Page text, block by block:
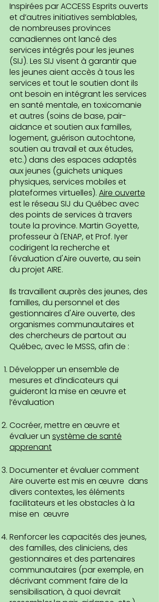
Inspirées par ACCESS Esprits ouverts
et d’autres initiatives semblables,
de nombreuses provinces
canadiennes ont lancé des
services intégrés pour les jeunes
(SIJ). Les SIJ visent à garantir que
les jeunes aient accès à tous les
services et tout le soutien dont ils
ont besoin en intégrant les services
en santé mentale, en toxicomanie
et autres (soins de base, pair-
aidance et soutien aux familles,
logement, guérison autochtone,
soutien au travail et aux études,
etc.) dans des espaces adaptés
aux jeunes (guichets uniques
physiques, services mobiles et
plateformes virtuelles). Aire ouverte
est le réseau SIJ du Québec avec
des points de services à travers
toute la province. Martin Goyette,
professeur à l'ENAP, et Prof. Iyer
codirigent la recherche et
l'évaluation d'Aire ouverte, au sein
du projet AIRE.
Ils travaillent auprès des jeunes, des
familles, du personnel et des
gestionnaires d'Aire ouverte, des
organismes communautaires et
des chercheurs de partout au
Québec, avec le MSSS, afin de :
Développer un ensemble de
mesures et d’indicateurs qui
guideront la mise en œuvre et
l’évaluation
Cocréer, mettre en œuvre et
évaluer un système de santé
apprenant
Documenter et évaluer comment
Aire ouverte est mis en œuvre dans
divers contextes, les éléments
facilitateurs et les obstacles à la
mise en œuvre
Renforcer les capacités des jeunes,
des familles, des cliniciens, des
gestionnaires et des partenaires
communautaires (par exemple, en
décrivant comment faire de la
sensibilisation, à quoi devrait